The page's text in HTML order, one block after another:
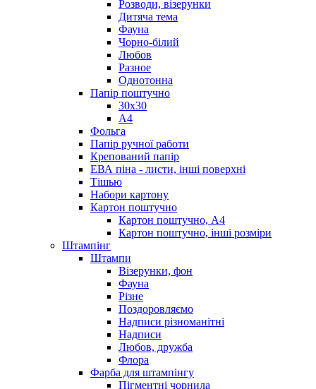
Розводи, візерунки
Дитяча тема
Фауна
Чорно-білий
Любов
Разное
Однотонна
Папір поштучно
30х30
А4
Фольга
Папір ручної работи
Крепований папір
ЕВА піна - листи, інші поверхні
Тішью
Набори картону
Картон поштучно
Картон поштучно, А4
Картон поштучно, інші розміри
Штампінг
Штампи
Візерунки, фон
Фауна
Різне
Поздоровляємо
Надписи різноманітні
Надписи
Любов, дружба
Флора
Фарба для штампінгу
Пігментні чорнила